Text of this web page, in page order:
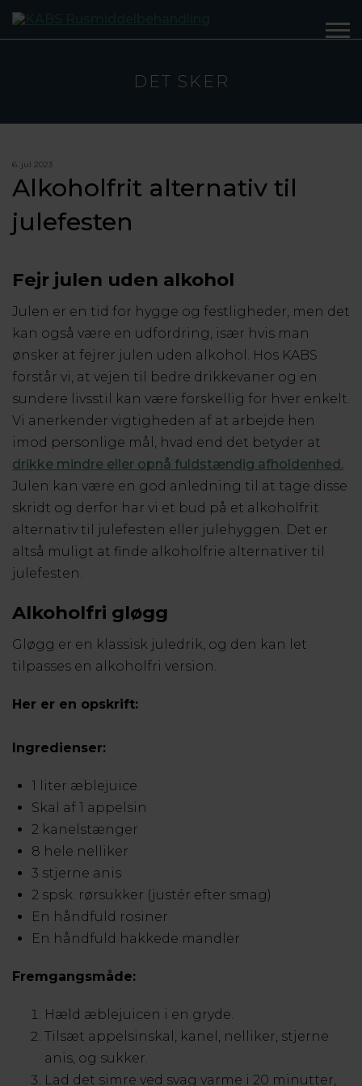
DET SKER
6. jul 2023
Alkoholfrit alternativ til
julefesten
Fejr julen uden alkohol
Julen er en tid for hygge og festligheder, men det
kan også være en udfordring, især hvis man
ønsker at fejrer julen uden alkohol. Hos KABS
forstår vi, at vejen til bedre drikkevaner og en
sundere livsstil kan være forskellig for hver enkelt.
Vi anerkender vigtigheden af at arbejde hen
imod personlige mål, hvad end det betyder at
drikke mindre eller opnå fuldstændig afholdenhed.
Julen kan være en god anledning til at tage disse
skridt​​ og derfor har vi et bud på et alkoholfrit
alternativ til julefesten eller julehyggen. Det er
altså muligt at finde alkoholfrie alternativer til
julefesten.
Alkoholfri gløgg
Gløgg er en klassisk juledrik, og den kan let
tilpasses en alkoholfri version.
Her er en opskrift:
Ingredienser:
1 liter æblejuice
Skal af 1 appelsin
2 kanelstænger
8 hele nelliker
3 stjerne anis
2 spsk. rørsukker (justér efter smag)
En håndfuld rosiner
En håndfuld hakkede mandler
Fremgangsmåde:
Hæld æblejuicen i en gryde.
Tilsæt appelsinskal, kanel, nelliker, stjerne
anis, og sukker.
Lad det simre ved svag varme i 20 minutter,